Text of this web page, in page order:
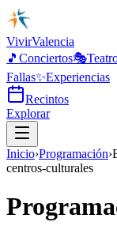
VivirValencia
🎵 Conciertos🎭
Fallas✨Experiencias
Recintos
Explorar
Inicio›Programación›
centros-culturales